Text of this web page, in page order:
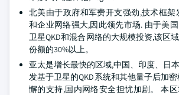
北美由于政府和军费开支强劲,技术框架
和企业网络强大,因此领先市场. 由于美
卫星QKD和混合网络的大规模投资,该区
份额的30%以上。
亚太是增长最快的区域,中国、印度、日
发基于卫星的QKD系统和其他量子后加
懈的支持,国内网络安全担忧加剧。 本